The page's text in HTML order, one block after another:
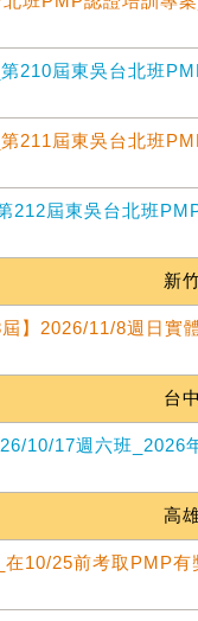
210屆東吳台北班
211屆東吳台北班
212屆東吳台北班
新
】2026/11/8週日實
台
10/17週六班_2026
高
10/25前考取PMP有